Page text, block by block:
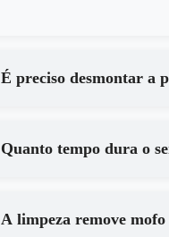
É preciso desmontar a
Quanto tempo dura o
A limpeza remove mofo